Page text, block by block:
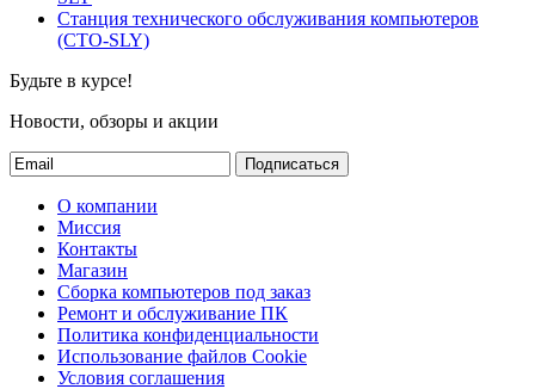
Станция технического обслуживания компьютеров
(СТО-SLY)
Будьте в курсе!
Новости, обзоры и акции
Подписаться
О компании
Миссия
Контакты
Магазин
Сборка компьютеров под заказ
Ремонт и обслуживание ПК
Политика конфиденциальности
Использование файлов Cookie
Условия соглашения